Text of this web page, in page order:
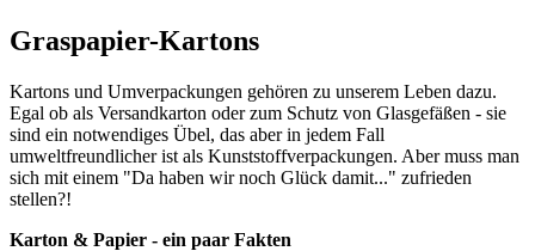
Graspapier-Kartons
Kartons und Umverpackungen gehören zu unserem Leben dazu.
Egal ob als Versandkarton oder zum Schutz von Glasgefäßen - sie
sind ein notwendiges Übel, das aber in jedem Fall
umweltfreundlicher ist als Kunststoffverpackungen. Aber muss man
sich mit einem "Da haben wir noch Glück damit..." zufrieden
stellen?!
Karton & Papier - ein paar Fakten